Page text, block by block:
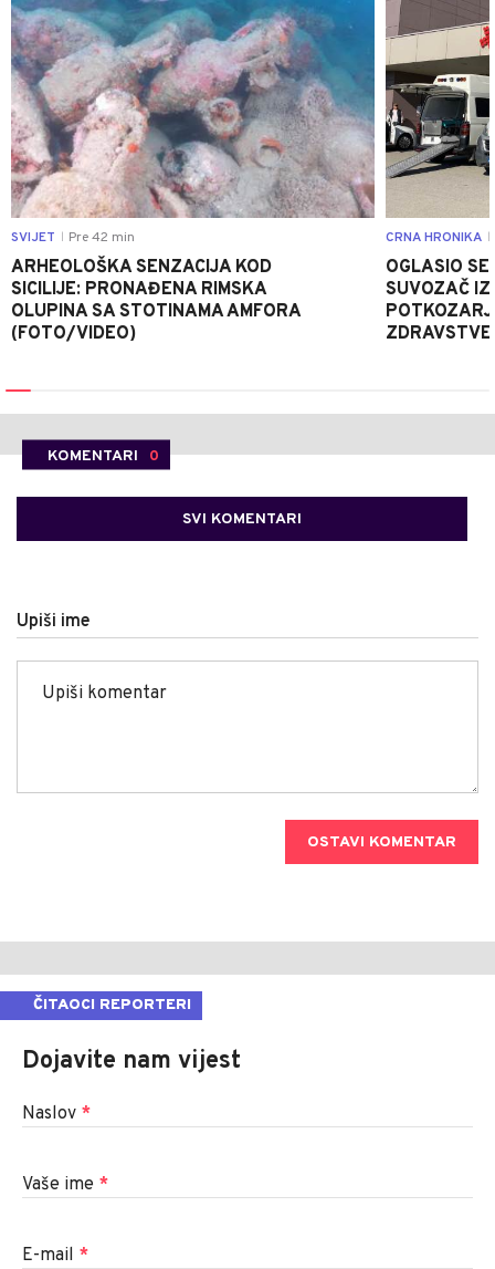
SVIJET Pre 42 min
ARHEOLOŠKA SENZACIJA KOD
SICILIJE: PRONAĐENA RIMSKA
OLUPINA SA STOTINAMA AMFORA
(FOTO/VIDEO)
CRNA HRONIKA
OGLASIO
SUVOZAČ IZ
KOMENTARI 0
SVI KOMENTARI
Upiši ime
OSTAVI KOMENTAR
ČITAOCI REPORTERI
Dojavite nam vijest
Naslov *
Vaše ime *
E-mail *